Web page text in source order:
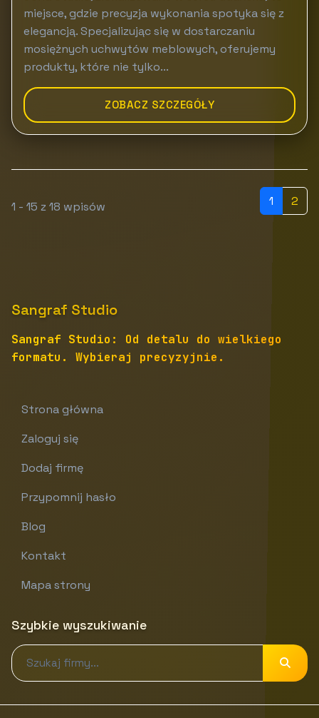
miejsce, gdzie precyzja wykonania spotyka się z
elegancją. Specjalizując się w dostarczaniu
mosiężnych uchwytów meblowych, oferujemy
produkty, które nie tylko...
ZOBACZ SZCZEGÓŁY
1 - 15 z 18 wpisów 1 2
Sangraf Studio
Sangraf Studio: Od detalu do wielkiego
formatu. Wybieraj precyzyjnie.
Strona główna
Zaloguj się
Dodaj firmę
Przypomnij hasło
Blog
Kontakt
Mapa strony
Szybkie wyszukiwanie